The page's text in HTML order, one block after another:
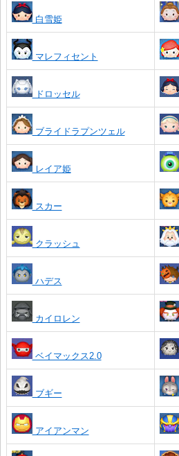
白雪姫
マレフィセント
ドロッセル
ブライドラプンツェル
レイア姫
スカー
クラッシュ
ハデス
カイロレン
ベイマックス2.0
ブギー
アイアンマン